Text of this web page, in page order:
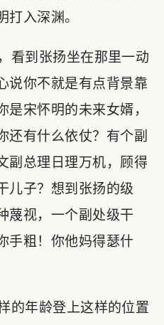
入深渊。
看到张扬坐在那里一动
说你不就是有点背景靠
宋怀明的未来女婿，
还有什么依仗？有个副
副总理日理万机，顾得
儿子？想到张扬的级
蔑视，一个副处级干
手粗！你他妈得瑟什
的年龄登上这样的位置